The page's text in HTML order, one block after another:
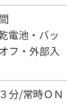
電池・バッ
フ・外部入
分/常時ＯＮ